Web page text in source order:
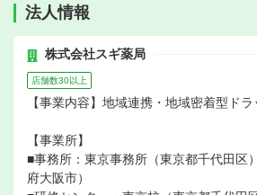
法人情報
株式会社スギ薬局
店舗数30以上
【事業内容】地域連携・地域密着型ド
【事業所】
■事務所：東京事務所（東京都千代田区
府大阪市）